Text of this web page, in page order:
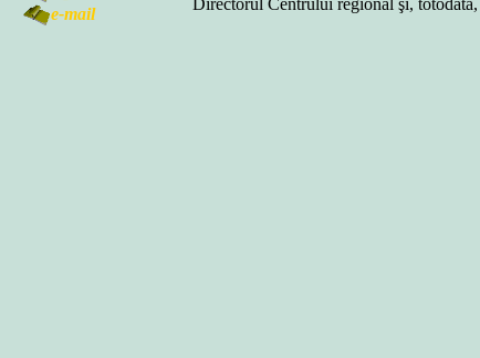
e-mail
Directorul Centrului regional şi, totodată,